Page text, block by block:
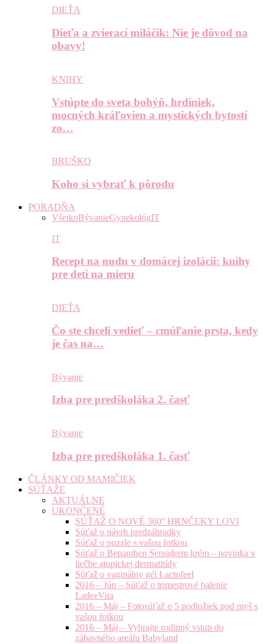
DIEŤA
Dieťa a zvierací miláčik: Nie je dôvod na
obavy!
KNIHY
Vstúpte do sveta bohýň, hrdiniek,
mocných kráľovien a mystických bytostí
zo…
BRUŠKO
Koho si vybrať k pôrodu
PORADŇA
VšetkoBývanieGynekológIT
IT
Recept na nudu v domácej izolácii: knihy
pre deti na mieru
DIEŤA
Čo ste chceli vedieť – cmúľanie prsta, kedy
je čas na…
Bývanie
Izba pre predškoláka 2. časť
Bývanie
Izba pre predškoláka 1. časť
ČLÁNKY OD MAMIČIEK
SÚŤAŽE
AKTUÁLNE
UKONČENÉ
SÚŤAŽ O NOVÉ 360° HRNČEKY LOVI
Súťaž o návrh predzáhradky
Súťaž o puzzle s vašou fotkou
Súťaž o Bepanthen Sensiderm krém – novinka v
liečbe atopickej dermatitídy
Súťaž o vaginálny gél Lactofeel
2016 – Jún – Súťaž o trimestrové balenie
LadeeVita
2016 – Máj – Fotosúťaž o 5 podložiek pod myš s
vašou fotkou
2016 – Máj – Vyhrajte rodinný vstup do
zábavného areálu Babyland